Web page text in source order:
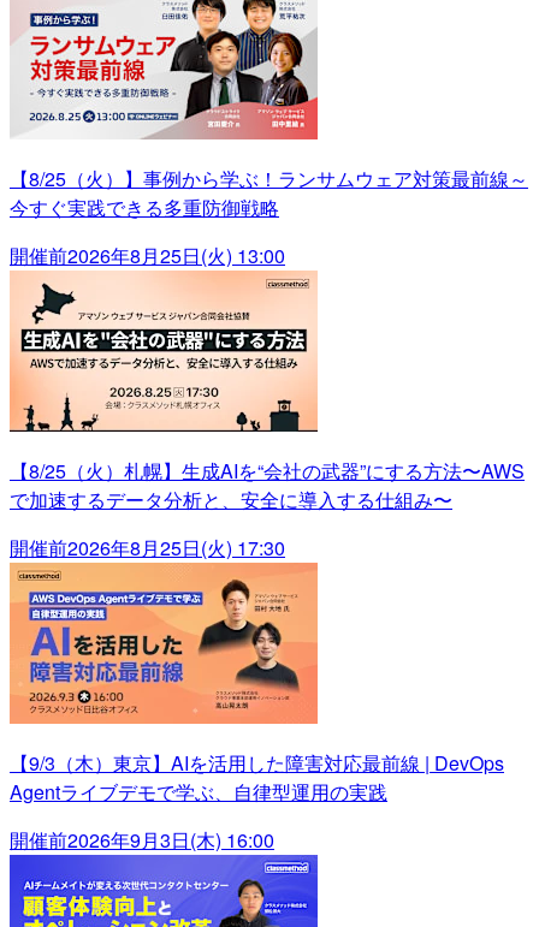
【8/25（火）】事例から学ぶ！ランサムウェア対策最前線～
今すぐ実践できる多重防御戦略
開催前2026年8月25日(火) 13:00
【8/25（火）札幌】生成AIを“会社の武器”にする方法〜AWS
で加速するデータ分析と、安全に導入する仕組み〜
開催前2026年8月25日(火) 17:30
【9/3（木）東京】AIを活用した障害対応最前線 | DevOps
Agentライブデモで学ぶ、自律型運用の実践
開催前2026年9月3日(木) 16:00